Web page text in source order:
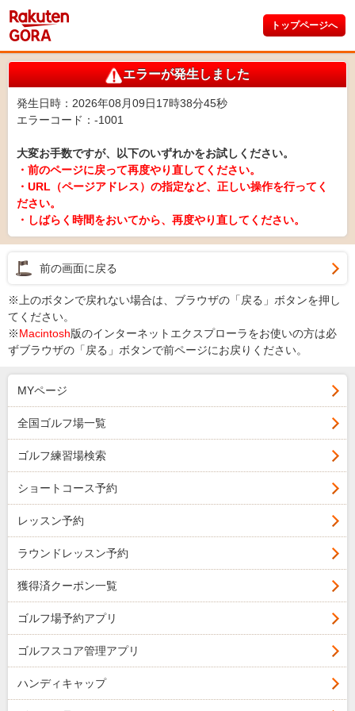
トップページへ
エラーが発生しました
発生日時：2026年08月09日17時38分45秒
エラーコード：-1001
大変お手数ですが、以下のいずれかをお試しください。
・前のページに戻って再度やり直してください。
・URL（ページアドレス）の指定など、正しい操作を行ってく
ださい。
・しばらく時間をおいてから、再度やり直してください。
前の画面に戻る
※上のボタンで戻れない場合は、ブラウザの「戻る」ボタンを押し
てください。
※Macintosh版のインターネットエクスプローラをお使いの方は必
ずブラウザの「戻る」ボタンで前ページにお戻りください。
MYページ
全国ゴルフ場一覧
ゴルフ練習場検索
ショートコース予約
レッスン予約
ラウンドレッスン予約
獲得済クーポン一覧
ゴルフ場予約アプリ
ゴルフスコア管理アプリ
ハンディキャップ